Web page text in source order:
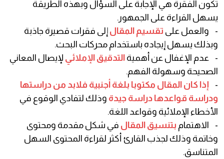
تكون الفقرة هي الإجابة على السؤال وبهذه الطريقة
يسهل القراءة على الجمهور.
- والعمل على تقسيم المقال إلى فقرات قصيرة جاذبة
وبذلك يسهل إيجاده باستخدام محركات البحث.
- عدم الإغفال عن أهمية التدقيق الإملائي لإيصال المعاني
الصحيحة وسهولة الفهم.
- إذا كان المقال مكتوبا بلغة أجنبية فلابد من دراستها
ودراسة قواعدها دراسة جيدة وذلك لتفادي الوقوع في
الأخطاء الإملائية وقواعد اللغة.
- الاهتمام بتنسيق المقال في شكل مقدمة ومحتوى
وخاتمة وذلك لجذب القارئ أكثر لقراءة المحتوى السهل
المتناسق.